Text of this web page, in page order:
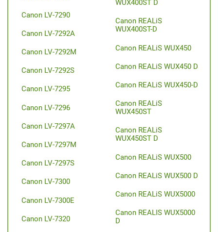
Canon LV-7290
Canon LV-7292A
Canon LV-7292M
Canon LV-7292S
Canon LV-7295
Canon LV-7296
Canon LV-7297A
Canon LV-7297M
Canon LV-7297S
Canon LV-7300
Canon LV-7300E
Canon LV-7320
WUX400ST D
Canon REALiS
WUX400ST-D
Canon REALiS WUX450
Canon REALiS WUX450 D
Canon REALiS WUX450-D
Canon REALiS
WUX450ST
Canon REALiS
WUX450ST D
Canon REALiS WUX500
Canon REALiS WUX500 D
Canon REALiS WUX5000
Canon REALIS WUX5000
D